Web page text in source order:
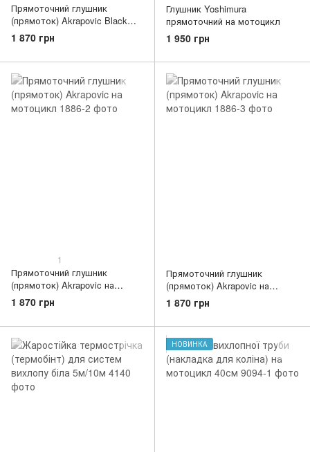
Прямоточний глушник
(прямоток) Akrapovic Black
(чорний) на мотоцикл
1 870 грн
Глушник Yoshimura
прямоточний на мотоцикл
1 950 грн
1
Прямоточний глушник
(прямоток) Akrapovic на
мотоцикл
1 870 грн
Прямоточний глушник
(прямоток) Akrapovic на
мотоцикл
1 870 грн
НОВИНКА